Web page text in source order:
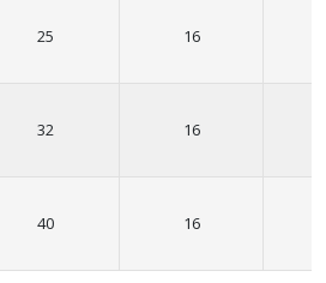
25 16
32 16
40 16